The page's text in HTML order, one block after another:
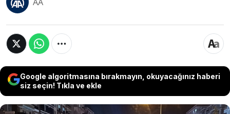
Google algoritmasına bırakmayın, okuyacağınız haberi
siz seçin! Tıkla ve ekle